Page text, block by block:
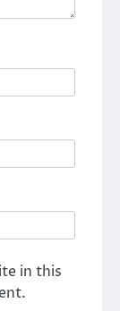
in this